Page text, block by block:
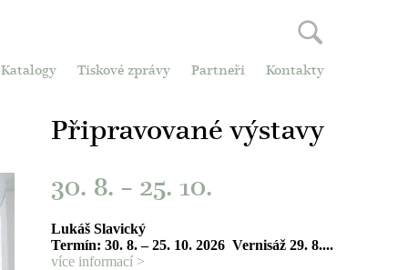
Kontakty
Partneři
Tiskové zprávy
Katalogy
Připravované výstavy
30. 8. – 25. 10.
Lukáš Slavický
Termín: 30. 8. – 25. 10. 2026 Vernisáž 29. 8....
více informací >